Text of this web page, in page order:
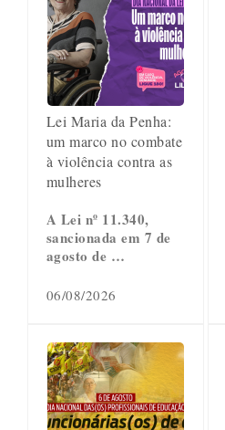
Lei Maria da Penha:
um marco no combate
à violência contra as
mulheres
A Lei nº 11.340,
sancionada em 7 de
agosto de …
06/08/2026